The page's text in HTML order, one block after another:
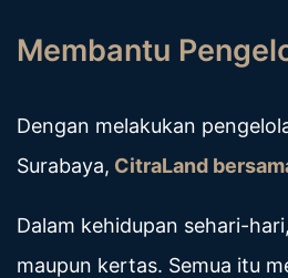
Membantu
Dengan melakukan
Surabaya, CitraLand
Dalam kehidupan sehari-
maupun kertas. Semua itu